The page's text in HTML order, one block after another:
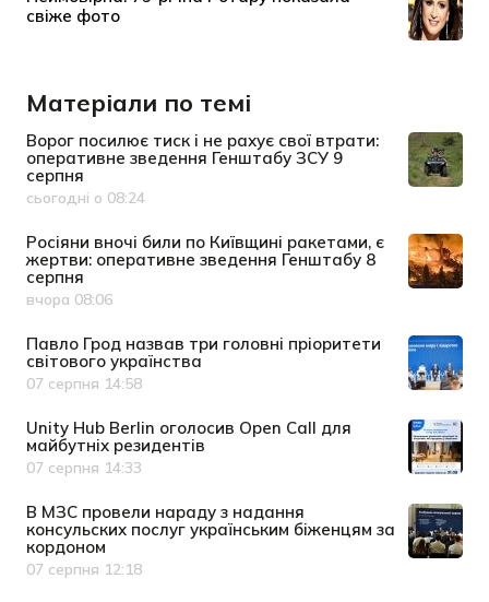
Матеріали по темі
Ворог посилює тиск і не рахує свої втрати:
оперативне зведення Генштабу ЗСУ 9
серпня
Дата публікації
сьогодні о 08:24
Росіяни вночі били по Київщині ракетами, є
жертви: оперативне зведення Генштабу 8
серпня
Дата публікації
вчора 08:06
Павло Грод назвав три головні пріоритети
світового українства
Дата публікації
07 серпня 14:58
Unity Hub Berlin оголосив Open Call для
майбутніх резидентів
Дата публікації
07 серпня 14:33
В МЗС провели нараду з надання
консульских послуг українським біженцям за
кордоном
Дата публікації
07 серпня 12:18